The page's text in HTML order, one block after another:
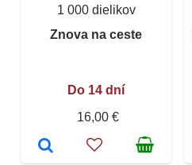
1 000 dielikov
Znova na ceste
Do 14 dní
16,00 €